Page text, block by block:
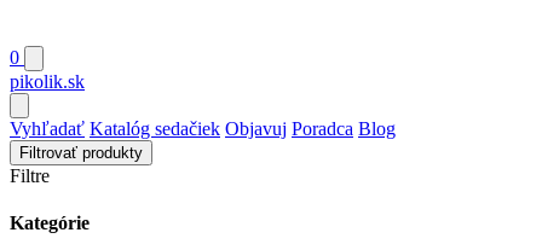
0
pikolik.sk
Vyhľadať Katalóg sedačiek Objavuj Poradca Blog
Filtrovať produkty
Filtre
Kategórie